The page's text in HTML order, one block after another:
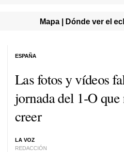
Mapa | Dónde ver el
Las fotos y vídeos
jornada del 1-O que
creer
LA VOZ
REDACCIÓN
ESPAÑA